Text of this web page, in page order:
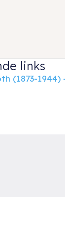
links
(1873-